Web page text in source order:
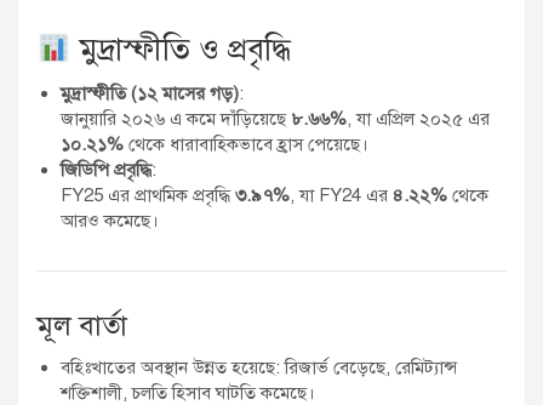
মুদ্রাস্ফীতি ও প্রবৃদ্ধি
মুদ্রাস্ফীতি (১২ মাসের গড়):
জানুয়ারি ২০২৬ এ কমে দাঁড়িয়েছে ৮.৬৬%, যা এপ্রিল ২০২৫ এর
১০.২১% থেকে ধারাবাহিকভাবে হ্রাস পেয়েছে।
জিডিপি প্রবৃদ্ধি:
FY25 এর প্রাথমিক প্রবৃদ্ধি৩.৯৭%, যা FY24 এর ৪.২২% থেকে
আরও কমেছে।
মূল বার্তা
বহিঃখাতের অবস্থান উন্নত হয়েছে: রিজার্ভ বেড়েছে, রেমিট্যান্স
শক্তিশালী, চলতি হিসাব ঘাটতি কমেছে।